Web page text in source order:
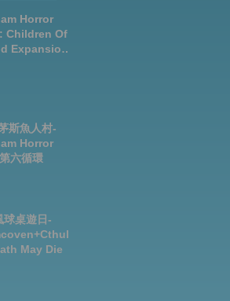
Horror
Children Of
Expansion
斯魚人村-
Horror
六循環
球桌遊日-
May Die